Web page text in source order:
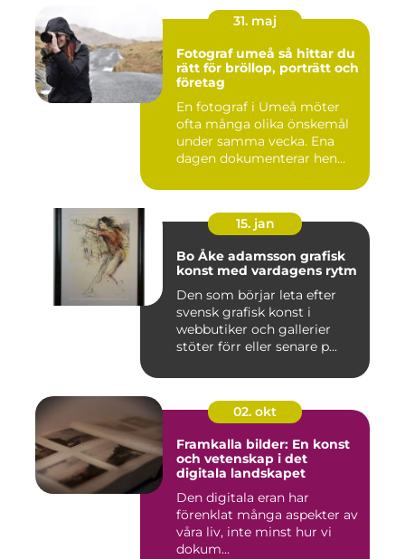
31. maj
Fotograf umeå så hittar du
rätt för bröllop, porträtt och
företag
En fotograf i Umeå möter
ofta många olika önskemål
under samma vecka. Ena
dagen dokumenterar hen
15. jan
Bo Åke adamsson grafisk
konst med vardagens rytm
Den som börjar leta efter
svensk grafisk konst i
webbutiker och gallerier
stöter förr eller senare p...
02. okt
Framkalla bilder: En konst
och vetenskap i det
digitala landskapet
Den digitala eran har
förenklat många aspekter av
våra liv, inte minst hur vi
dokum...